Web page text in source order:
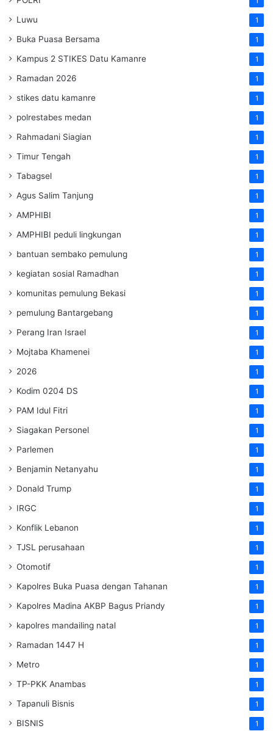
Luwu 1
Buka Puasa Bersama 1
Kampus 2 STIKES Datu Kamanre 1
Ramadan 2026 1
stikes datu kamanre 1
polrestabes medan 1
Rahmadani Siagian 1
Timur Tengah 1
Tabagsel 1
Agus Salim Tanjung 1
AMPHIBI 1
AMPHIBI peduli lingkungan 1
bantuan sembako pemulung 1
kegiatan sosial Ramadhan 1
komunitas pemulung Bekasi 1
pemulung Bantargebang 1
Perang Iran Israel 1
Mojtaba Khamenei 1
2026 1
Kodim 0204 DS 1
PAM Idul Fitri 1
Siagakan Personel 1
Parlemen 1
Benjamin Netanyahu 1
Donald Trump 1
IRGC 1
Konflik Lebanon 1
TJSL perusahaan 1
Otomotif 1
Kapolres Buka Puasa dengan Tahanan 1
Kapolres Madina AKBP Bagus Priandy 1
kapolres mandailing natal 1
Ramadan 1447 H 1
Metro 1
TP-PKK Anambas 1
Tapanuli Bisnis 1
BISNIS 1